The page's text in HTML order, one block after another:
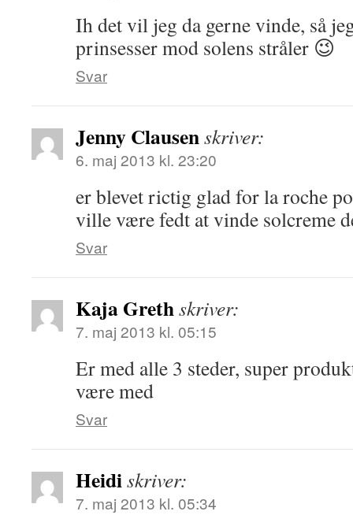
Ih det vil jeg da gerne vinde, så
prinsesser mod solens stråler 😉
Svar
Jenny Clausenskriver:
6. maj 2013 kl. 23:20
er blevet rictig glad for la roche
ville være fedt at vinde solcreme
Svar
Kaja Grethskriver:
7. maj 2013 kl. 05:15
Er med alle 3 steder, super
være med
Svar
Heidiskriver:
7. maj 2013 kl. 05:34